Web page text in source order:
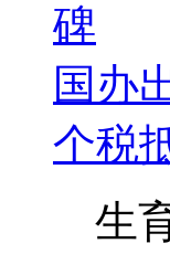
碑
国办
个税
生育